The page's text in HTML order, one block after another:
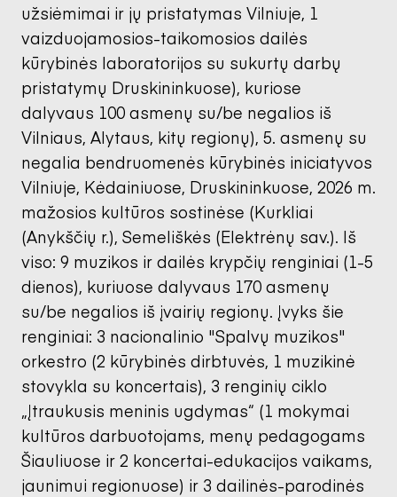
užsiėmimai ir jų pristatymas Vilniuje, 1
vaizduojamosios-taikomosios dailės
kūrybinės laboratorijos su sukurtų darbų
pristatymų Druskininkuose), kuriose
dalyvaus 100 asmenų su/be negalios iš
Vilniaus, Alytaus, kitų regionų), 5. asmenų su
negalia bendruomenės kūrybinės iniciatyvos
Vilniuje, Kėdainiuose, Druskininkuose, 2026 m.
mažosios kultūros sostinėse (Kurkliai
(Anykščių r.), Semeliškės (Elektrėnų sav.). Iš
viso: 9 muzikos ir dailės krypčių renginiai (1-5
dienos), kuriuose dalyvaus 170 asmenų
su/be negalios iš įvairių regionų. Įvyks šie
renginiai: 3 nacionalinio "Spalvų muzikos"
orkestro (2 kūrybinės dirbtuvės, 1 muzikinė
stovykla su koncertais), 3 renginių ciklo
„Įtraukusis meninis ugdymas“ (1 mokymai
kultūros darbuotojams, menų pedagogams
Šiauliuose ir 2 koncertai-edukacijos vaikams,
jaunimui regionuose) ir 3 dailinės-parodinės